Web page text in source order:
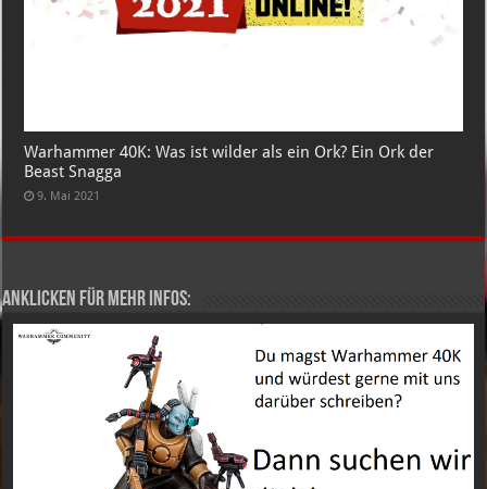
Warhammer 40K: Was ist wilder als ein Ork? Ein Ork der
Beast Snagga
9. Mai 2021
Anklicken für mehr Infos: